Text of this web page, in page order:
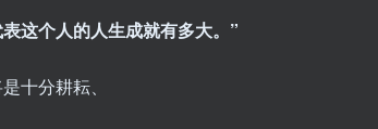
这个人的人生成就有多大。”
十分耕耘、